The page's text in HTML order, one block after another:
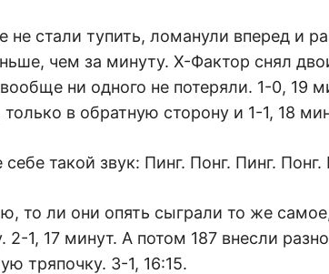
не стали тупить, ломанули вперед и
чем за минуту. Х-Фактор снял
ни одного не потеряли. 1-0, 19
в обратную сторону и 1-1, 18
себе такой звук: Пинг. Понг. Пинг.
то ли они опять сыграли то же
2-1, 17 минут. А потом 187 внесли
тряпочку. 3-1, 16:15.